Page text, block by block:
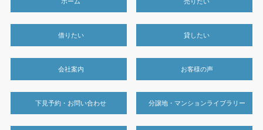
ホーム 売りたい
借りたい 貸したい
会社案内 お客様の声
下見予約・お問い合わせ 分譲地・マンションライブラリー